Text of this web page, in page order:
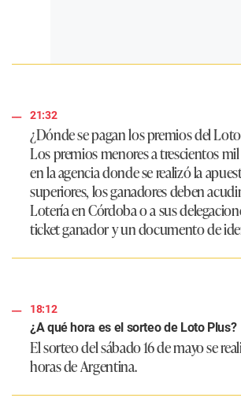
21:32
¿Dónde se pagan los premios del
Los premios menores a trescientos
en la agencia donde se realizó la
superiores, los ganadores deben
Lotería en Córdoba o a sus
ticket ganador y un documento de
18:12
¿A qué hora es el sorteo de Loto Plus?
El sorteo del sábado 16 de mayo se
horas de Argentina.